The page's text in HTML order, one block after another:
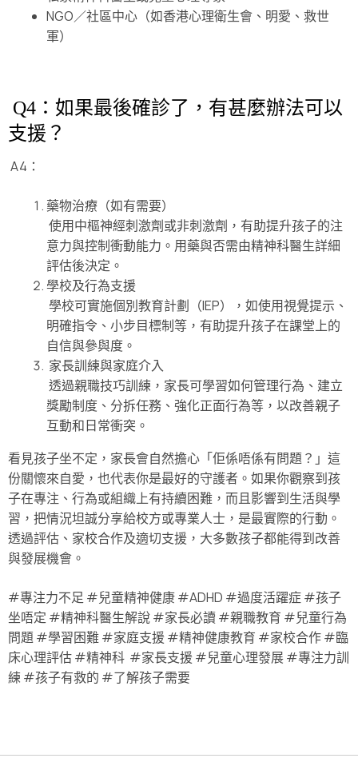
NGO／社區中心（如香港心理衛生會、明愛、救世
軍）
Q4：如果最後確診了，有甚麼辦法可以
支援？
A4：
藥物治療（如有需要）
使用中樞神經刺激劑或非刺激劑，有助提升孩子的注
意力與控制衝動能力。用藥與否需由精神科醫生詳細
評估後決定。
學校及行為支援
學校可實施個別教育計劃（IEP），如使用視覺提示、
明確指令、小步目標制等，有助提升孩子在課堂上的
自信與參與度。
家長訓練與家庭介入
透過親職技巧訓練，家長可學習如何管理行為、建立
獎勵制度、分拆任務、強化正面行為等，以改善親子
互動和日常衝突。
看見孩子坐不定，家長會自然擔心「佢係唔係有問題？」這
份關懷來自愛，也代表你是最好的守護者。如果你觀察到孩
子在專注、行為或組織上有持續困難，而且影響到生活與學
習，把情況坦誠分享給校方或專業人士，是最實際的行動。
透過評估、家校合作及適切支援，大多數孩子都能得到改善
與發展機會。
#專注力不足 #兒童精神健康 #ADHD #過度活躍症 #孩子
坐唔定 #精神科醫生解說 #家長必讀 #親職教育 #兒童行為
問題 #學習困難 #家庭支援 #精神健康教育 #家校合作 #臨
床心理評估 #精神科 #家長支援 #兒童心理發展 #專注力訓
練 #孩子有救的 #了解孩子需要